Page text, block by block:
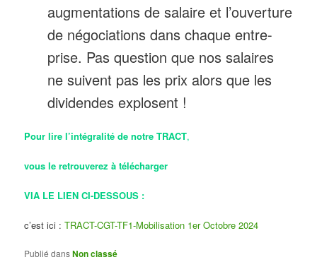
augmentations de salaire et l’ouverture
de négociations dans chaque entre-
prise. Pas question que nos salaires
ne suivent pas les prix alors que les
dividendes explosent !
Pour lire l’intégralité de notre TRACT,
vous le retrouverez à télécharger
VIA LE LIEN CI-DESSOUS :
c’est ici :TRACT-CGT-TF1-Mobilisation 1er Octobre 2024
Publié dansNon classé